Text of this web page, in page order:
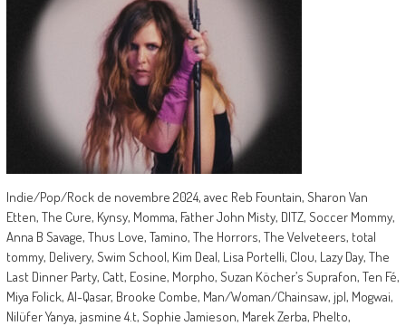
Indie/Pop/Rock de novembre 2024, avec Reb Fountain, Sharon Van
Etten, The Cure, Kynsy, Momma, Father John Misty, DITZ, Soccer Mommy,
Anna B Savage, Thus Love, Tamino, The Horrors, The Velveteers, total
tommy, Delivery, Swim School, Kim Deal, Lisa Portelli, Clou, Lazy Day, The
Last Dinner Party, Catt, Eosine, Morpho, Suzan Köcher’s Suprafon, Ten Fé,
Miya Folick, Al-Qasar, Brooke Combe, Man/Woman/Chainsaw, jpl, Mogwai,
Nilüfer Yanya, jasmine 4.t, Sophie Jamieson, Marek Zerba, Phelto,